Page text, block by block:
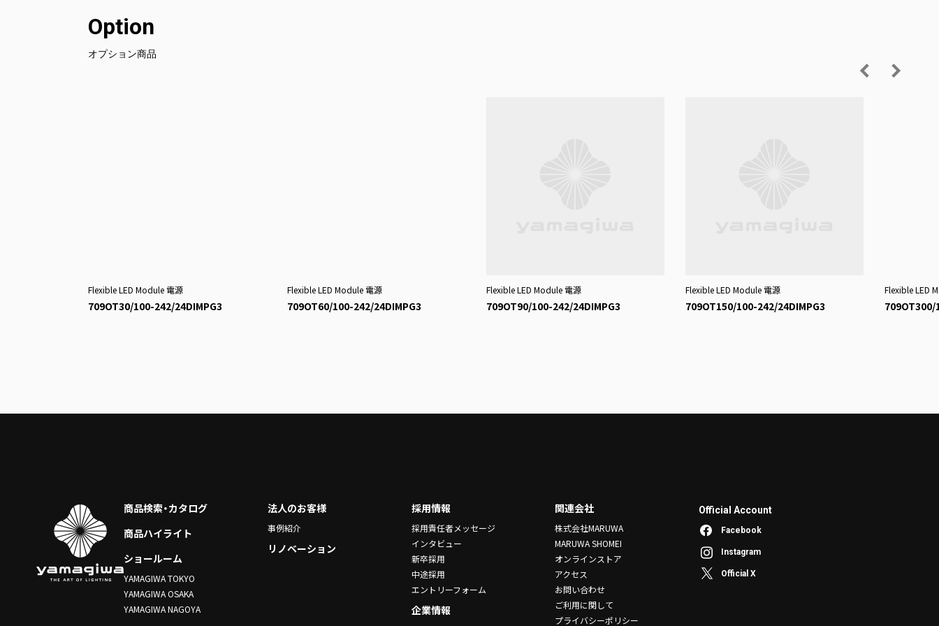
Option
オプション商品
Flexible LED Module 電源
709OT30/100-242/24DIMPG3
Flexible LED Module 電源
709OT60/100-242/24DIMPG3
Flexible LED Module 電源
709OT90/100-242/24DIMPG3
Flexible LED Module 電源
709OT150/100-242/24DIMPG3
Flexible LED
709OT300/
商品検索・カタログ
商品ハイライト
ショールーム
YAMAGIWA TOKYO
YAMAGIWA OSAKA
YAMAGIWA NAGOYA
法人のお客様
事例紹介
リノベーション
採用情報
採用責任者メッセージ
インタビュー
新卒採用
中途採用
エントリーフォーム
企業情報
関連会社
株式会社MARUWA
MARUWA SHOMEI
オンラインストア
アクセス
お問い合わせ
ご利用に関して
プライバシーポリシー
Official Account
Facebook
Instagram
Official X